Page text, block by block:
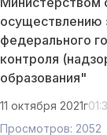
осуществлению
федерального
контроля
образования"
11 октября 2021г
Просмотров: 2052